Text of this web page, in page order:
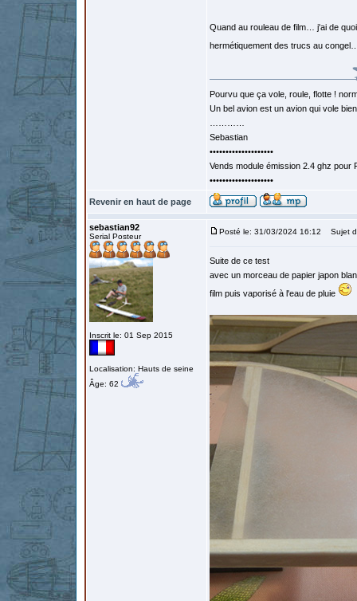
Quand au rouleau de film… j'ai de
hermétiquement des trucs au
Pourvu que ça vole, roule, flotte !
Un bel avion est un avion qui vole
Sebastian
••••••••••••••••••••
Vends module émission 2.4 ghz
••••••••••••••••••••
Revenir en haut de page
sebastian92
Serial Posteur
Inscrit le: 01 Sep 2015
Localisation: Hauts de seine
Âge: 62
Posté le: 31/03/2024 16:12 Sujet
Suite de ce test
avec un morceau de papier japon
film puis vaporisé à l'eau de pluie